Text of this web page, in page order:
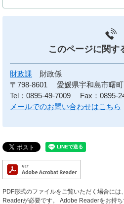
このページに関す
財政課
財政係
〒798-8601
愛媛県宇和島市曙
Tel：0895-49-7009
Fax：0895-
メールでのお問い合わせはこちら
PDF形式のファイルをご覧いただく場合に
Readerが必要です。
Adobe Readerをお持